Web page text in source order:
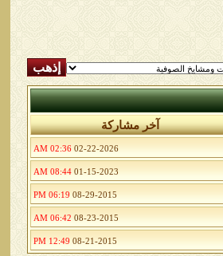
آخر مشاركة
02-22-2026
02:36 AM
01-15-2023
08:44 AM
08-29-2015
06:19 PM
08-23-2015
06:42 AM
08-21-2015
12:49 PM